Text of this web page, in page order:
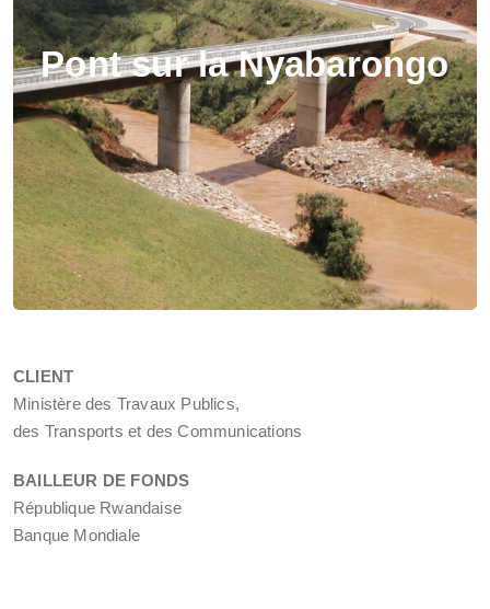
Pont sur la Nyabarongo
CLIENT
Ministère des Travaux Publics,
des Transports et des Communications
BAILLEUR DE FONDS
République Rwandaise
Banque Mondiale